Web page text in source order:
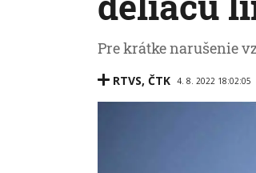
Pre krátke narušenie
RTVS, ČTK 4. 8. 2022 18:02:05